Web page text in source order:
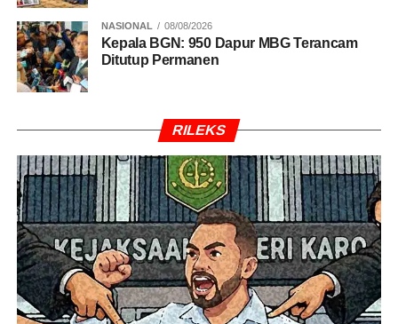
NASIONAL 08/08/2026
Kepala BGN: 950 Dapur MBG Terancam
Ditutup Permanen
RILEKS